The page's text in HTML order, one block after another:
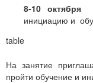
8-10 октября
инициацию и
На занятие
пройти обучение и